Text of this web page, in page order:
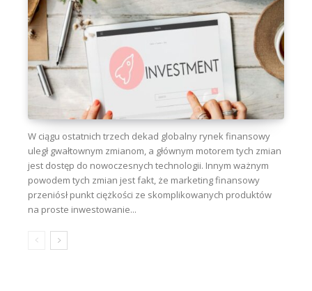
W ciągu ostatnich trzech dekad globalny rynek finansowy
uległ gwałtownym zmianom, a głównym motorem tych zmian
jest dostęp do nowoczesnych technologii. Innym ważnym
powodem tych zmian jest fakt, że marketing finansowy
przeniósł punkt ciężkości ze skomplikowanych produktów
na proste inwestowanie...